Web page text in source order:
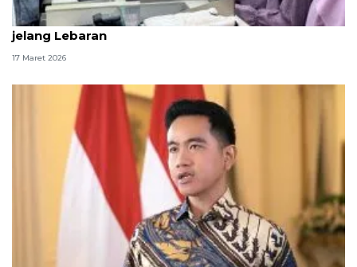
Gibran ajak anak panti berbelanja di Blok M Plaza
jelang Lebaran
17 Maret 2026